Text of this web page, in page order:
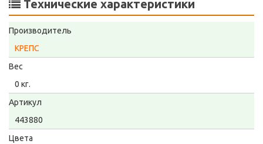
Технические характеристики
Производитель
КРЕПС
Вес
0 кг.
Артикул
443880
Цвета